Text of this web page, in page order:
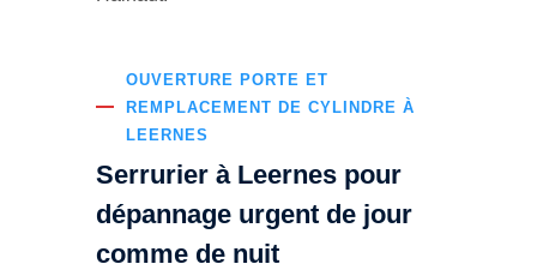
OUVERTURE PORTE ET
REMPLACEMENT DE CYLINDRE À
LEERNES
Serrurier à Leernes pour
dépannage urgent de jour
comme de nuit